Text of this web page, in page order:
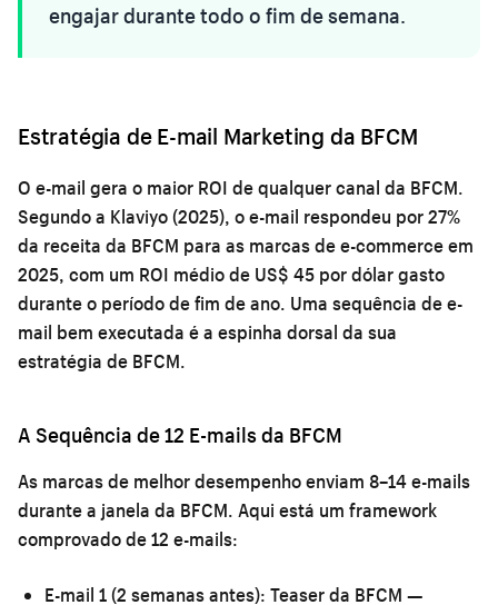
engajar durante todo o fim de semana.
Estratégia de E-mail Marketing da BFCM
O e-mail gera o maior ROI de qualquer canal da BFCM.
Segundo a Klaviyo (2025), o e-mail respondeu por 27%
da receita da BFCM para as marcas de e-commerce em
2025, com um ROI médio de US$ 45 por dólar gasto
durante o período de fim de ano. Uma sequência de e-
mail bem executada é a espinha dorsal da sua
estratégia de BFCM.
A Sequência de 12 E-mails da BFCM
As marcas de melhor desempenho enviam 8–14 e-mails
durante a janela da BFCM. Aqui está um framework
comprovado de 12 e-mails:
E-mail 1 (2 semanas antes): Teaser da BFCM —